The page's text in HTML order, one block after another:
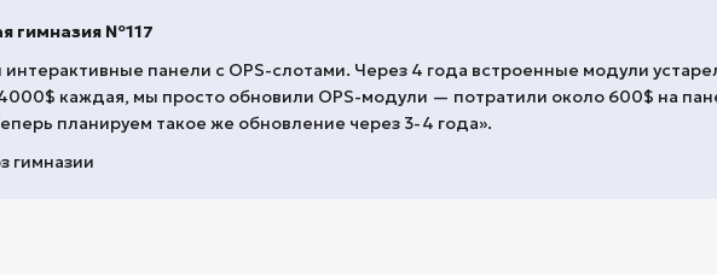
гимназия №117
панели с OPS-слотами. Через 4 года встроенные модули
каждая, мы просто обновили OPS-модули — потратили около 600$ на
планируем такое же обновление через 3-4 года».
гимназии